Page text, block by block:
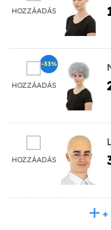
HOZZÁADÁS
HOZZÁADÁS
-33%
HOZZÁADÁS
+